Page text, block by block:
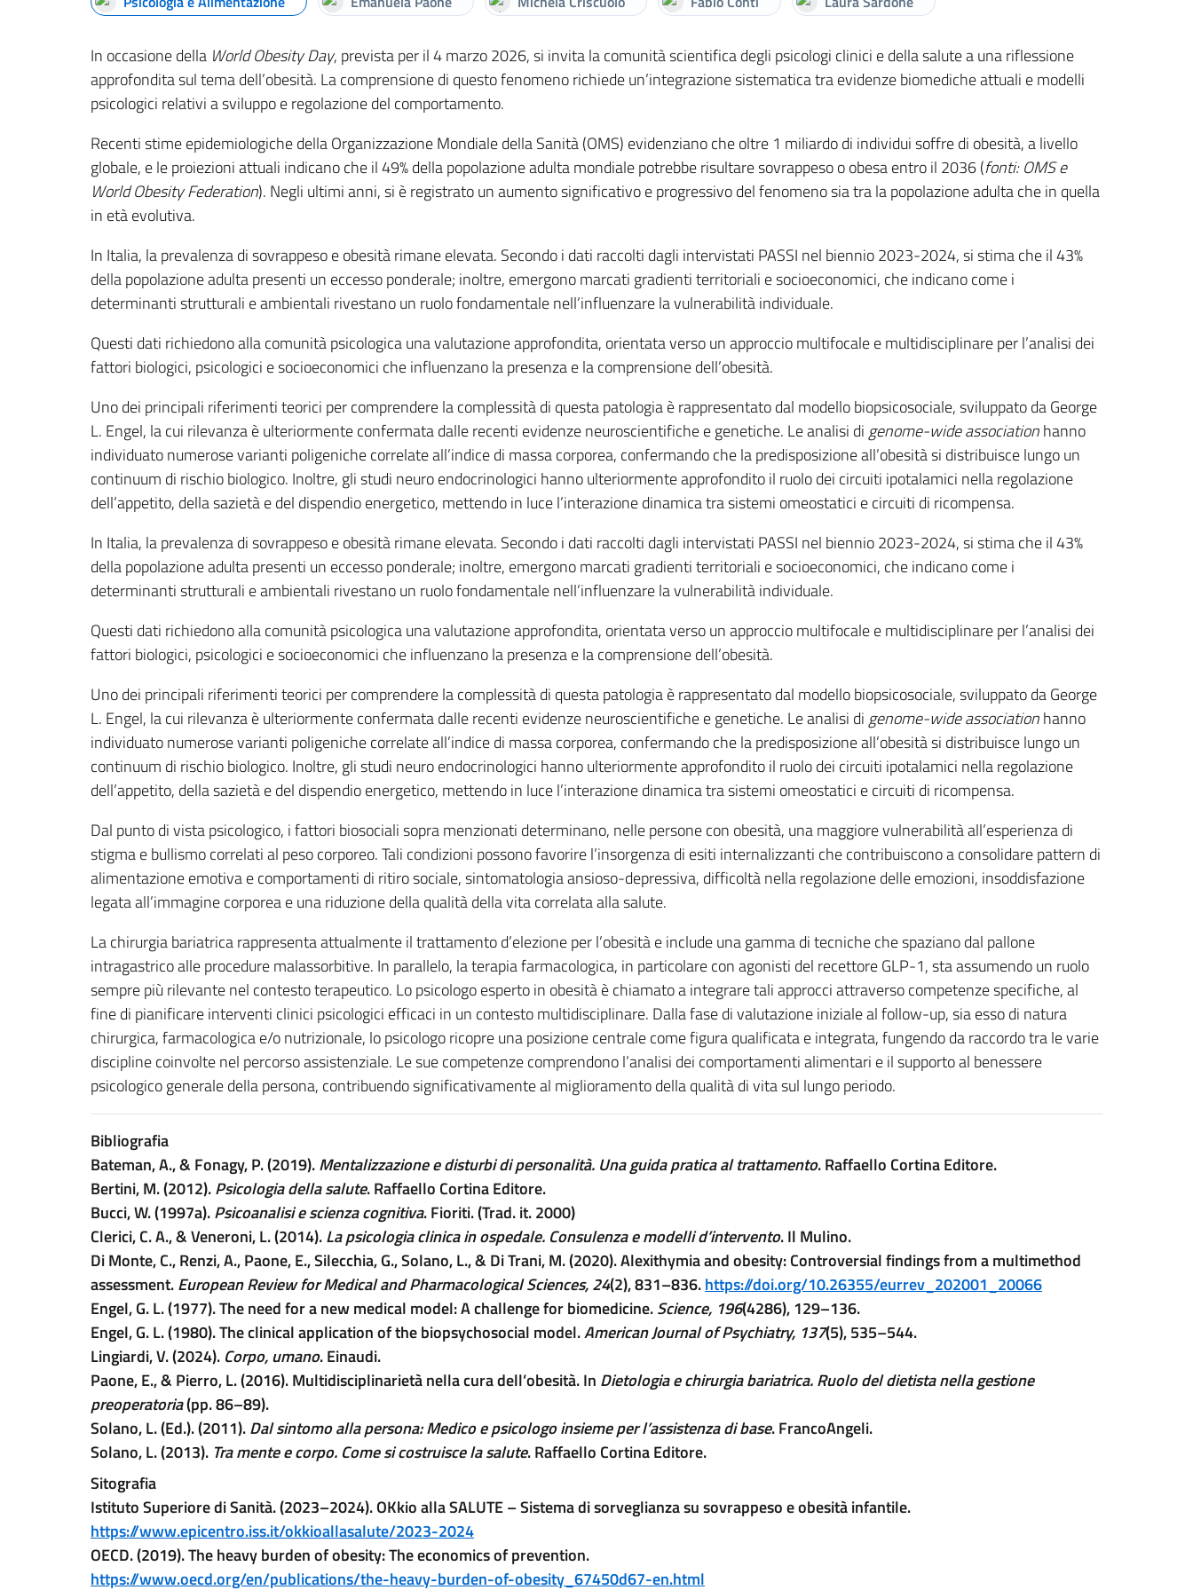
In occasione della World Obesity Day, prevista per il 4 marzo 2026, si invita la comunità scientifica degli psicologi clinici e della salute a una riflessione
approfondita sul tema dell’obesità. La comprensione di questo fenomeno richiede un’integrazione sistematica tra evidenze biomediche attuali e modelli
psicologici relativi a sviluppo e regolazione del comportamento.
Recenti stime epidemiologiche della Organizzazione Mondiale della Sanità (OMS) evidenziano che oltre 1 miliardo di individui soffre di obesità, a livello
globale, e le proiezioni attuali indicano che il 49% della popolazione adulta mondiale potrebbe risultare sovrappeso o obesa entro il 2036 (fonti: OMS e
World Obesity Federation). Negli ultimi anni, si è registrato un aumento significativo e progressivo del fenomeno sia tra la popolazione adulta che in quella
in età evolutiva.
In Italia, la prevalenza di sovrappeso e obesità rimane elevata. Secondo i dati raccolti dagli intervistati PASSI nel biennio 2023-2024, si stima che il 43%
della popolazione adulta presenti un eccesso ponderale; inoltre, emergono marcati gradienti territoriali e socioeconomici, che indicano come i
determinanti strutturali e ambientali rivestano un ruolo fondamentale nell’influenzare la vulnerabilità individuale.
Questi dati richiedono alla comunità psicologica una valutazione approfondita, orientata verso un approccio multifocale e multidisciplinare per l’analisi dei
fattori biologici, psicologici e socioeconomici che influenzano la presenza e la comprensione dell’obesità.
Uno dei principali riferimenti teorici per comprendere la complessità di questa patologia è rappresentato dal modello biopsicosociale, sviluppato da George
L. Engel, la cui rilevanza è ulteriormente confermata dalle recenti evidenze neuroscientifiche e genetiche. Le analisi di genome-wide associationhanno
individuato numerose varianti poligeniche correlate all’indice di massa corporea, confermando che la predisposizione all’obesità si distribuisce lungo un
continuum di rischio biologico. Inoltre, gli studi neuro endocrinologici hanno ulteriormente approfondito il ruolo dei circuiti ipotalamici nella regolazione
dell’appetito, della sazietà e del dispendio energetico, mettendo in luce l’interazione dinamica tra sistemi omeostatici e circuiti di ricompensa.
In Italia, la prevalenza di sovrappeso e obesità rimane elevata. Secondo i dati raccolti dagli intervistati PASSI nel biennio 2023-2024, si stima che il 43%
della popolazione adulta presenti un eccesso ponderale; inoltre, emergono marcati gradienti territoriali e socioeconomici, che indicano come i
determinanti strutturali e ambientali rivestano un ruolo fondamentale nell’influenzare la vulnerabilità individuale.
Questi dati richiedono alla comunità psicologica una valutazione approfondita, orientata verso un approccio multifocale e multidisciplinare per l’analisi dei
fattori biologici, psicologici e socioeconomici che influenzano la presenza e la comprensione dell’obesità.
Uno dei principali riferimenti teorici per comprendere la complessità di questa patologia è rappresentato dal modello biopsicosociale, sviluppato da George
L. Engel, la cui rilevanza è ulteriormente confermata dalle recenti evidenze neuroscientifiche e genetiche. Le analisi di genome-wide associationhanno
individuato numerose varianti poligeniche correlate all’indice di massa corporea, confermando che la predisposizione all’obesità si distribuisce lungo un
continuum di rischio biologico. Inoltre, gli studi neuro endocrinologici hanno ulteriormente approfondito il ruolo dei circuiti ipotalamici nella regolazione
dell’appetito, della sazietà e del dispendio energetico, mettendo in luce l’interazione dinamica tra sistemi omeostatici e circuiti di ricompensa.
Dal punto di vista psicologico, i fattori biosociali sopra menzionati determinano, nelle persone con obesità, una maggiore vulnerabilità all’esperienza di
stigma e bullismo correlati al peso corporeo. Tali condizioni possono favorire l’insorgenza di esiti internalizzanti che contribuiscono a consolidare pattern di
alimentazione emotiva e comportamenti di ritiro sociale, sintomatologia ansioso-depressiva, difficoltà nella regolazione delle emozioni, insoddisfazione
legata all’immagine corporea e una riduzione della qualità della vita correlata alla salute.
La chirurgia bariatrica rappresenta attualmente il trattamento d’elezione per l’obesità e include una gamma di tecniche che spaziano dal pallone
intragastrico alle procedure malassorbitive. In parallelo, la terapia farmacologica, in particolare con agonisti del recettore GLP-1, sta assumendo un ruolo
sempre più rilevante nel contesto terapeutico. Lo psicologo esperto in obesità è chiamato a integrare tali approcci attraverso competenze specifiche, al
fine di pianificare interventi clinici psicologici efficaci in un contesto multidisciplinare. Dalla fase di valutazione iniziale al follow-up, sia esso di natura
chirurgica, farmacologica e/o nutrizionale, lo psicologo ricopre una posizione centrale come figura qualificata e integrata, fungendo da raccordo tra le varie
discipline coinvolte nel percorso assistenziale. Le sue competenze comprendono l’analisi dei comportamenti alimentari e il supporto al benessere
psicologico generale della persona, contribuendo significativamente al miglioramento della qualità di vita sul lungo periodo.
Bibliografia
Bateman, A., & Fonagy, P. (2019).Mentalizzazione e disturbi di personalità. Una guida pratica al trattamento. Raffaello Cortina Editore.
Bertini, M. (2012).Psicologia della salute. Raffaello Cortina Editore.
Bucci, W. (1997a).Psicoanalisi e scienza cognitiva. Fioriti. (Trad. it. 2000)
Clerici, C. A., & Veneroni, L. (2014).La psicologia clinica in ospedale. Consulenza e modelli d’intervento. Il Mulino.
Di Monte, C., Renzi, A., Paone, E., Silecchia, G., Solano, L., & Di Trani, M. (2020). Alexithymia and obesity: Controversial findings from a multimethod
assessment.European Review for Medical and Pharmacological Sciences, 24(2), 831–836.https://doi.org/10.26355/eurrev_202001_20066
Engel, G. L. (1977). The need for a new medical model: A challenge for biomedicine.Science, 196(4286), 129–136.
Engel, G. L. (1980). The clinical application of the biopsychosocial model.American Journal of Psychiatry, 137(5), 535–544.
Lingiardi, V. (2024). Corpo, umano. Einaudi.
Paone, E., & Pierro, L. (2016). Multidisciplinarietà nella cura dell’obesità. In Dietologia e chirurgia bariatrica. Ruolo del dietista nella gestione
preoperatoria(pp. 86–89).
Solano, L. (Ed.). (2011).Dal sintomo alla persona: Medico e psicologo insieme per l’assistenza di base. FrancoAngeli.
Solano, L. (2013). Tra mente e corpo. Come si costruisce la salute. Raffaello Cortina Editore.
Sitografia
Istituto Superiore di Sanità. (2023–2024). OKkio alla SALUTE – Sistema di sorveglianza su sovrappeso e obesità infantile.
https://www.epicentro.iss.it/okkioallasalute/2023-2024(nuova scheda - new tab)
OECD. (2019). The heavy burden of obesity: The economics of prevention.
https://www.oecd.org/en/publications/the-heavy-burden-of-obesity_67450d67-en.html